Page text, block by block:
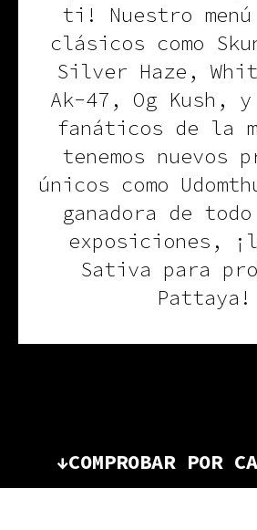
ti! Nuestro
clásicos como
Silver Haze,
Ak-47, Og Kush,
fanáticos de la
tenemos nuevos
únicos como
ganadora de
exposiciones,
Sativa para
Pattaya!
↓COMPROBAR POR